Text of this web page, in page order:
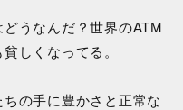
うなんだ？世界のATM
しくなってる。
の手に豊かさと正常な